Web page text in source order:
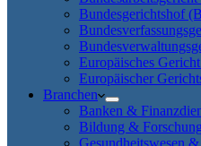
Bundesgerichtshof
Europäisches
Europäischer
Branchen
Banken &
Bildung & Forschung
Gesundheitswesen